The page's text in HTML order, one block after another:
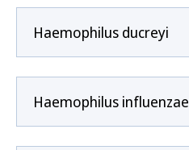
Haemophilus ducreyi
Haemophilus influenzae